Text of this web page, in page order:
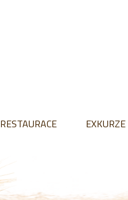
RESTAURACE EXKURZE